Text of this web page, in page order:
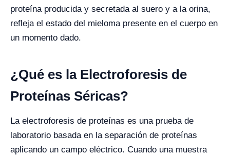
proteína producida y secretada al suero y a la orina,
refleja el estado del mieloma presente en el cuerpo en
un momento dado.
¿Qué es la Electroforesis de
Proteínas Séricas?
La electroforesis de proteínas es una prueba de
laboratorio basada en la separación de proteínas
aplicando un campo eléctrico. Cuando una muestra